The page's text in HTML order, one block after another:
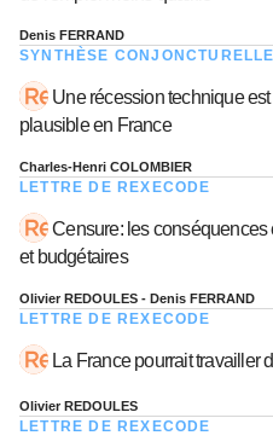
Denis FERRAND
SYNTHÈSE
Une récession technique
plausible en France
Charles-Henri COLOMBIER
LETTRE DE REXECODE
Censure: les
et budgétaires
Olivier REDOULES - Denis FERRAND
LETTRE DE REXECODE
La France pourrait travailler
Olivier REDOULES
LETTRE DE REXECODE